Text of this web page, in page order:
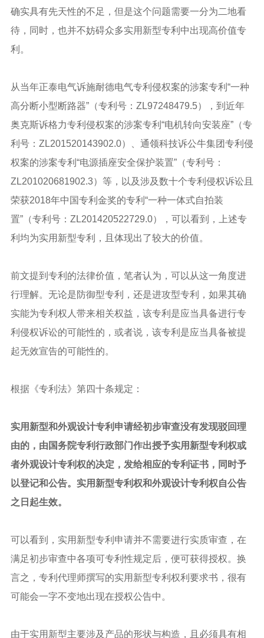
确实具有先天性的不足，但是这个问题需要一分为二地看
待，同时，也并不妨碍众多实用新型专利中出现高价值专
利。
从当年正泰电气诉施耐德电气专利侵权案的涉案专利“一种
高分断小型断路器”（专利号：ZL97248479.5），到近年
奥克斯诉格力专利侵权案的涉案专利“电机转向安装座”（专
利号：ZL201520143902.0）、通领科技诉公牛集团专利侵
权案的涉案专利“电源插座安全保护装置”（专利号：
ZL201020681902.3）等，以及涉及数十个专利侵权诉讼且
荣获2018年中国专利金奖的专利“一种一体式自拍装
置”（专利号：ZL201420522729.0），可以看到，上述专
利均为实用新型专利，且体现出了较大的价值。
前文提到专利的法律价值，笔者认为，可以从这一角度进
行理解。无论是防御型专利，还是进攻型专利，如果其确
实能为专利权人带来相关权益，该专利是应当具备进行专
利侵权诉讼的可能性的，或者说，该专利是应当具备被提
起无效宣告的可能性的。
根据《专利法》第四十条规定：
实用新型和外观设计专利申请经初步审查没有发现驳回理
由的，由国务院专利行政部门作出授予实用新型专利权或
者外观设计专利权的决定，发给相应的专利证书，同时予
以登记和公告。实用新型专利权和外观设计专利权自公告
之日起生效。
可以看到，实用新型专利申请并不需要进行实质审查，在
满足初步审查中各项可专利性规定后，便可获得授权。换
言之，专利代理师撰写的实用新型专利权利要求书，很有
可能会一字不变地出现在授权公告中。
由于实用新型主要涉及产品的形状与构造，且必须具有相